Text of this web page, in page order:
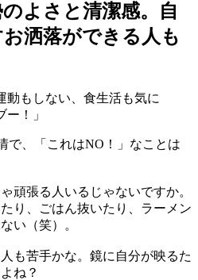
よさと清潔感。自
洒落ができる人も
で、「これはNO！」なことは
頑張る人いるじゃないですか。
り、ごはん抜いたり、ラーメン
い（笑）。
も苦手かな。鏡に自分が映るた
ね？